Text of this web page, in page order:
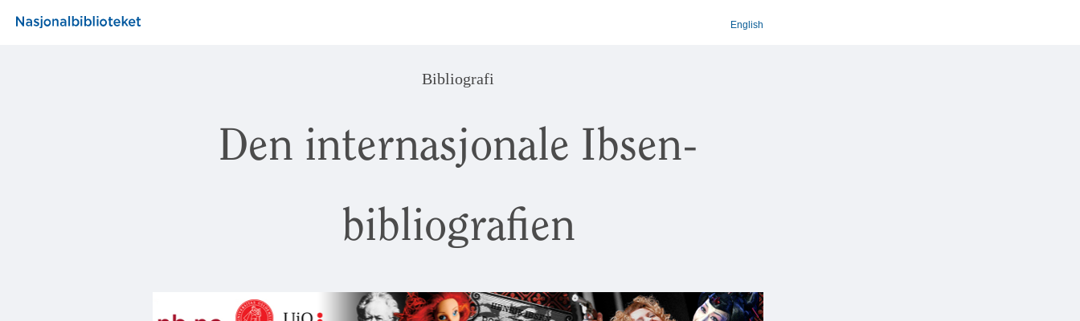
English
Bibliografi
Den internasjonale Ibsen-
bibliografien